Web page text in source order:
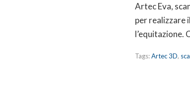
Artec Eva,
per realizzare
l’equitazione.
Tags:Artec 3D,